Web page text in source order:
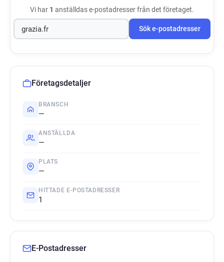
Vi har 1 anställdas e-postadresser från det företaget.
Sök e-postadresser
Företagsdetaljer
BRANSCH
—
ANSTÄLLDA
—
PLATS
—
HITTADE E-POSTADRESSER
1
E-Postadresser